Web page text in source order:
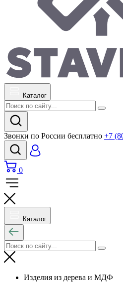
Каталог
Звонки по России бесплатно +7
0
Каталог
Изделия из дерева и МДФ